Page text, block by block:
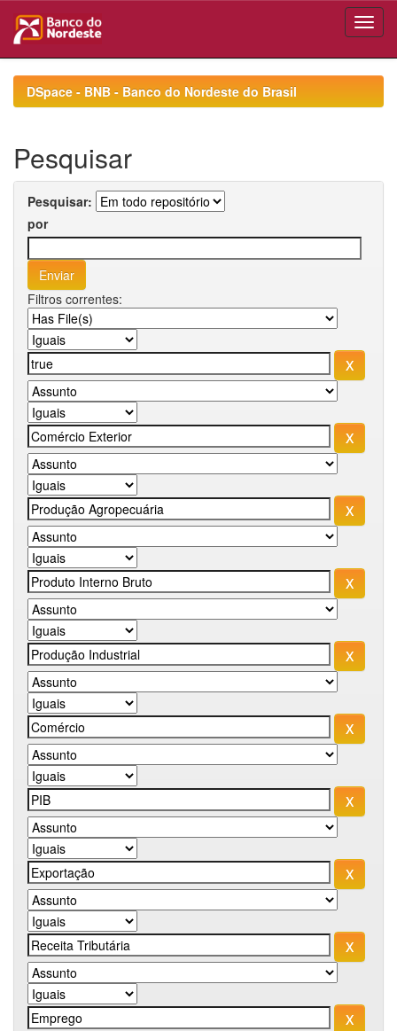
navigationDSpace - BNB - Banco do Nordeste do Brasil
Pesquisar
Pesquisar:
por
Filtros correntes: